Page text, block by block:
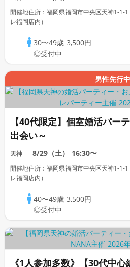
開催地住所：福岡県福岡市中央区天神1-
レ福岡店内）
30〜49歳 3,500円
◎受付中
男性先行
【40代限定】個室婚活パー
出会い～
天神 8/29（土） 16:30〜
開催地住所：福岡県福岡市中央区天神1-
レ福岡店内）
40〜49歳 3,500円
◎受付中
《1人参加多数》【30代中